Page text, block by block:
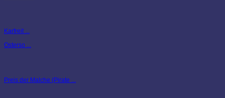
Karfreit ...
Osterso ...
Preis der Malche (Pirate ...